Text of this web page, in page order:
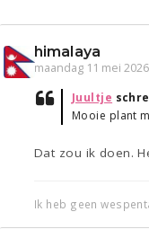
himalaya
maandag 11 mei
Juultje
Mooie plant
Dat zou ik doen.
Ik heb geen